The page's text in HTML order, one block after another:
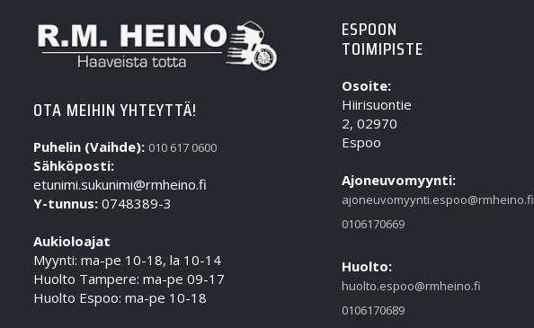
OTA MEIHIN YHTEYTTÄ!
Puhelin (Vaihde): 010 617 0600
Sähköposti:
etunimi.sukunimi@rmheino.fi
Y-tunnus: 0748389-3
Aukioloajat
Myynti: ma-pe 10-18, la 10-14
Huolto Tampere: ma-pe 09-17
Huolto Espoo: ma-pe 10-18
ESPOON
TOIMIPISTE
Osoite:
Hiirisuontie
2, 02970
Espoo
Ajoneuvomyynti:
ajoneuvomyynti.espoo@rmheino.fi
0106170669
Huolto:
huolto.espoo@rmheino.fi
0106170689